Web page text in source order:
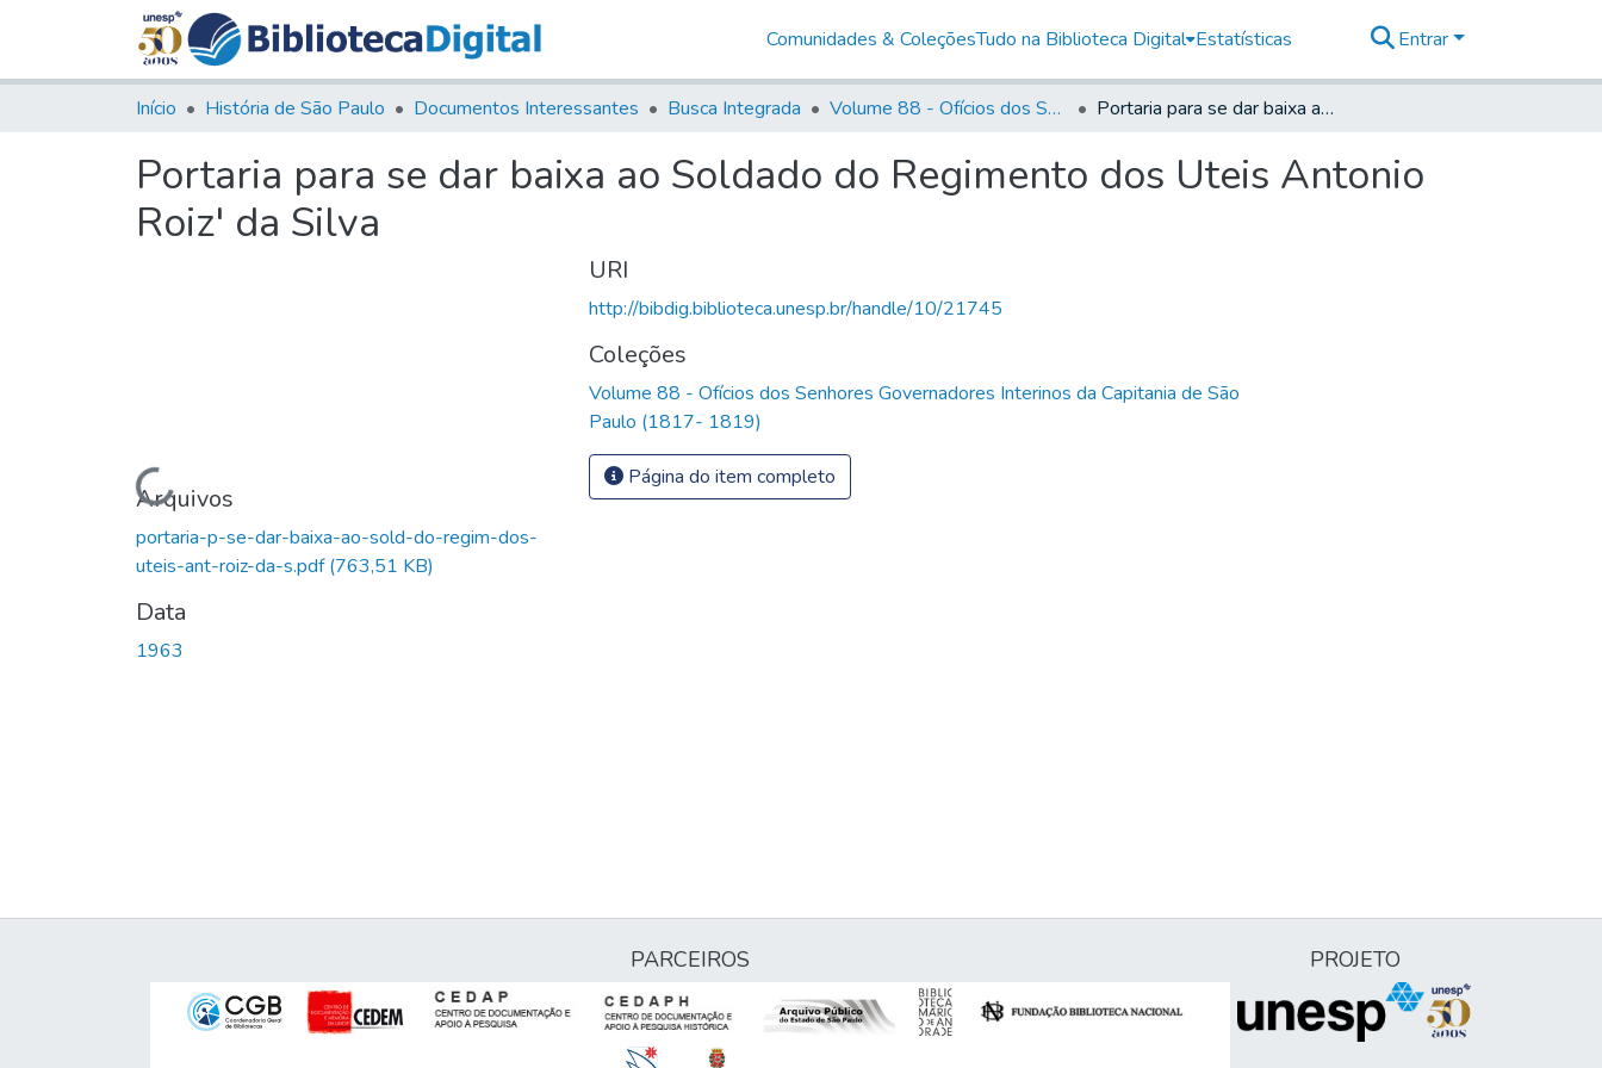
Comunidades & ColeçõesTudo na Biblioteca Digital Estatísticas Entrar
Início História de São Paulo Documentos Interessantes Busca Integrada Volume 88 - Ofícios dos Senhores Governadores Interinos da Capitania de São Paulo (1817- 1819) Portaria para se dar baixa ao Soldado do Regimento dos Uteis Antonio Roiz' da Silva
Portaria para se dar baixa ao Soldado do Regimento dos Uteis Antonio
Roiz' da Silva
Carregando...
Arquivos
portaria-p-se-dar-baixa-ao-sold-do-regim-dos-
uteis-ant-roiz-da-s.pdf(763,51 KB)
Data
1963
URI
http://bibdig.biblioteca.unesp.br/handle/10/21745
Coleções
Volume 88 - Ofícios dos Senhores Governadores Interinos da Capitania de São
Paulo (1817- 1819)
Página do item completo
PARCEIROS PROJETO